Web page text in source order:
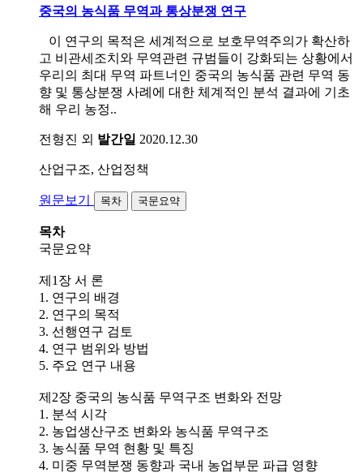
중국의 농식품 무역과 통상분쟁 연구
이 연구의 목적은 세계적으로 보호무역주의가 확산하
고 비관세조치와 무역관련 규범들이 강화되는 상황에서
우리의 최대 무역 파트너인 중국의 농식품 관련 무역 동
향 및 통상분쟁 사례에 대한 체계적인 분석 결과에 기초
해 우리 농정..
전형진 외 발간일 2020.12.30
산업구조, 산업정책
원문보기 목차 국문요약
목차
국문요약
제1장 서 론
1. 연구의 배경
2. 연구의 목적
​3. 선행연구 검토
4. 연구 범위와 방법
5. 주요 연구 내용
제2장 중국의 농식품 무역구조 변화와 전망
1. 분석 시각
2. 농업생산구조 변화와 농식품 무역구조
3. 농식품 무역 현황 및 특징
4. 미중 무역분쟁 동향과 국내 농업부문 파급 영향